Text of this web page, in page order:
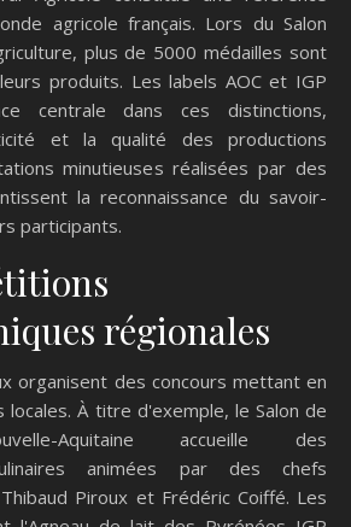
agricole français. Lors du Salon
plus de 5000 médailles sont
produits. Les labels AOC et IGP
centrale dans ces distinctions,
et la qualité des productions
minutieuses réalisées par des
la reconnaissance du savoir-
participants.
régionales
organisent des concours mettant en
locales. À titre d'exemple, le Salon de
Aquitaine accueille des
animées par des chefs
Piroux et Frédéric Coiffé. Les